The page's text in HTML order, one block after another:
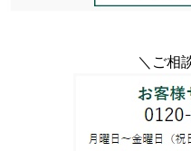
＼ご相